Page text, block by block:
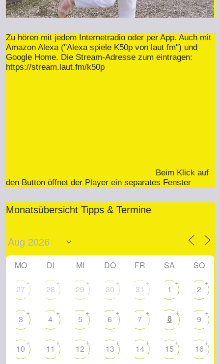
Zu hören mit jedem Internetradio oder per App. Auch mit
Amazon Alexa ("Alexa spiele K50p von laut fm") und
Google Home. Die Stream-Adresse zum eintragen:
https://stream.laut.fm/k50p
Beim Klick auf
den Button öffnet der Player ein separates Fenster
Monatsübersicht Tipps & Termine
MO DI MI DO FR SA SO
27
+
28
+
29
+
30
+
31
+
1
+
2
+
3
+
4
+
5
+
6
+
7
+
8
+
9
+
10
+
11
+
12
+
13
+
14
+
15
+
16
+